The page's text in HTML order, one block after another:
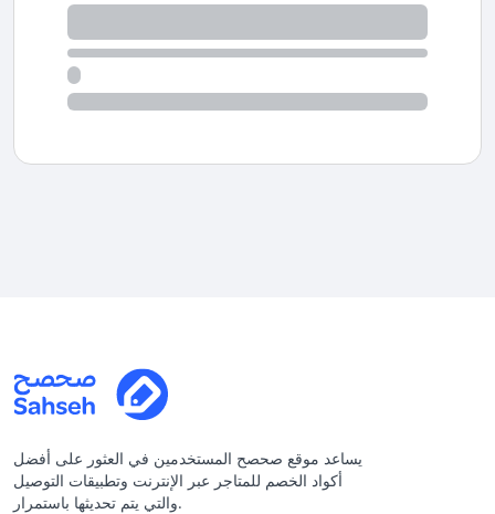
يساعد موقع صحصح المستخدمين في العثور على أفضل
أكواد الخصم للمتاجر عبر الإنترنت وتطبيقات التوصيل
والتي يتم تحديثها باستمرار.